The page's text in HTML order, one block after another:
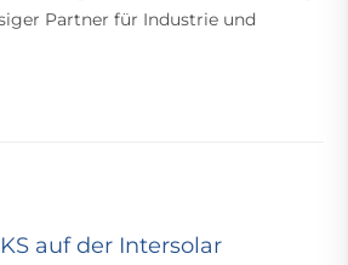
Partner für Industrie und
auf der Intersolar